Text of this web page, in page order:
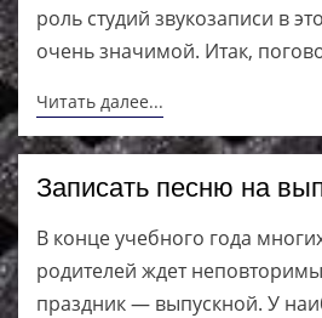
роль студий звукозаписи в
очень значимой. Итак,
Читать далее...
Записать песню на
В конце учебного года
родителей ждет
праздник — выпускной. У